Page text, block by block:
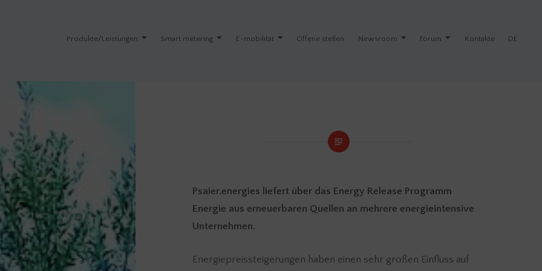
Produkte/Leistungen Smart metering E-mobilität Offene stellen Newsroom Forum Kontakte DE
Psaier.energies liefert über das Energy Release Programm
Energie aus erneuerbaren Quellen an mehrere energieintensive
Unternehmen.
Energiepreissteigerungen haben einen sehr großen Einfluss auf